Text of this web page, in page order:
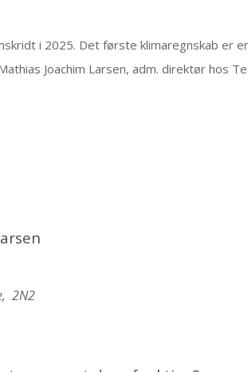
i 2025. Det første klimaregnskab er
Joachim Larsen, adm. direktør hos
2N2